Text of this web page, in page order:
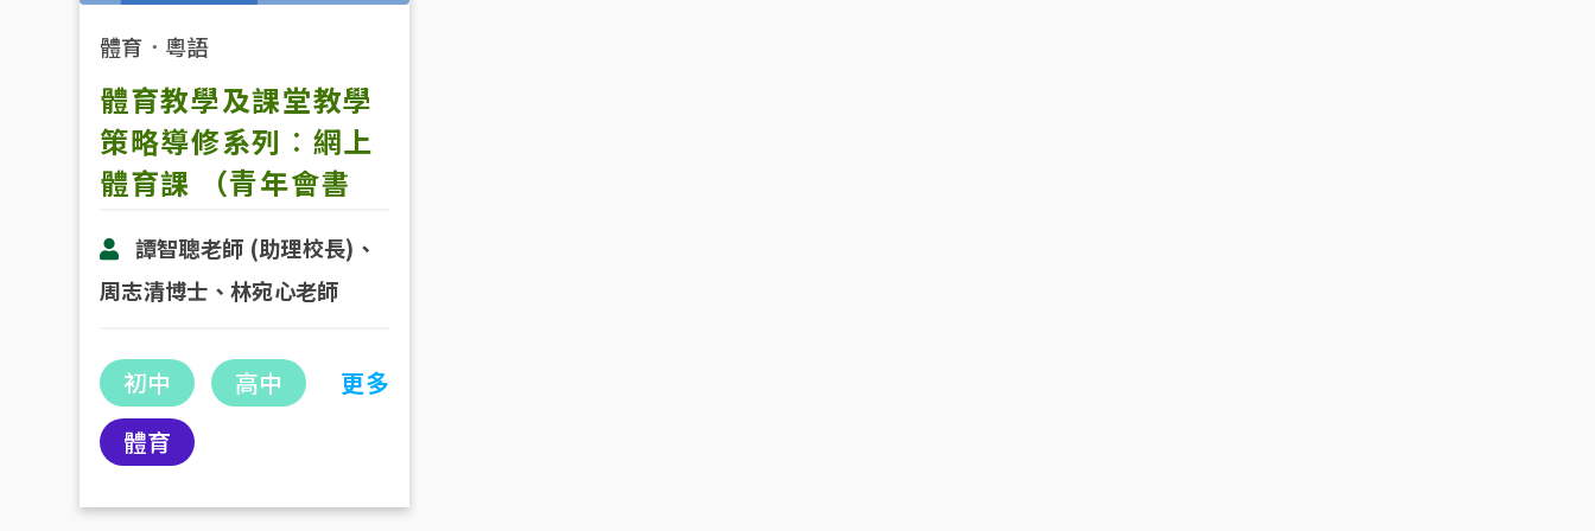
體育 ． 粵語
體育教學及課堂教學
策略導修系列︰網上
體育課 （青年會書
譚智聰老師 (助理校長)、
周志清博士、林宛心老師
初中
高中
體育
更多